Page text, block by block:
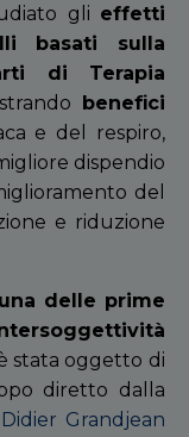
gli effetti
basati sulla
di Terapia
benefici
e del respiro,
dispendio
del
e riduzione
delle prime
stata oggetto di
diretto dalla
Didier Grandjean